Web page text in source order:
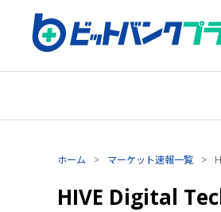
ホーム > マーケット速報一覧 >
HIVE Digital